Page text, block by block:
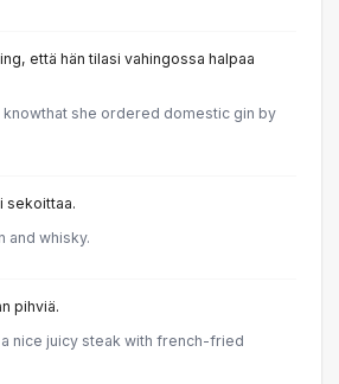
että hän tilasi vahingossa halpaa
knowthat she ordered domestic gin by
sekoittaa.
and whisky.
pihviä.
nice juicy steak with french-fried